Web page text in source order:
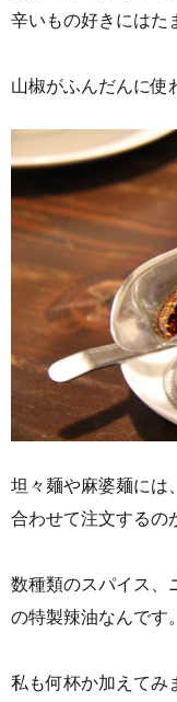
辛いもの好きにはた
山椒がふんだんに
坦々麺や麻婆麺には
合わせて注文するの
数種類のスパイス、
の特製辣油なんです。
私も何杯か加えてみ